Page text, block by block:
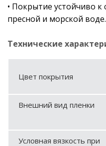
• Покрытие устойчиво
пресной и морской воде.
Технические
Цвет покрытия
Внешний вид пленки
Условная вязкость при